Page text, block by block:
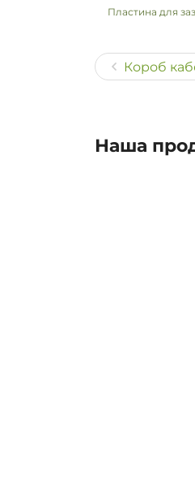
Пластина для
Короб
Наша